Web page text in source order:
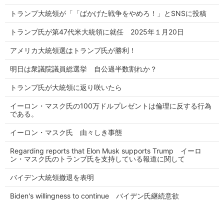
トランプ大統領が「「ばかげた戦争をやめろ！」とSNSに投稿
トランプ氏が第47代米大統領に就任 2025年１月20日
アメリカ大統領選はトランプ氏が勝利！
明日は衆議院議員総選挙 自公過半数割れか？
トランプ氏が大統領に返り咲いたら
イーロン・マスク氏の100万ドルプレゼントは倫理に反する行為
である。
イーロン・マスク氏 由々しき事態
Regarding reports that Elon Musk supports Trump イーロ
ン・マスク氏のトランプ氏を支持している報道に関して
バイデン大統領撤退を表明
Biden's willingness to continue バイデン氏継続意欲